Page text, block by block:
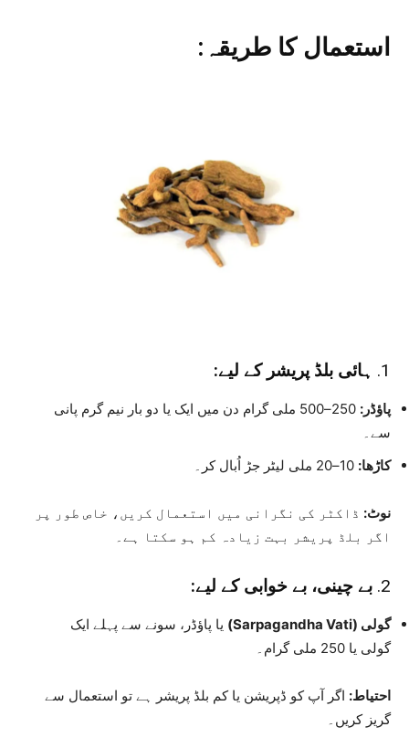
استعمال کا طریقہ:
1. ہائی بلڈ پریشر کے لیے:
پاؤڈر:
250–500 ملی گرام دن میں ایک یا دو بار نیم گرم پانی
سے۔
کاڑھا:
نوٹ: ڈاکٹر کی نگرانی میں استعمال کریں، خاص طور پر
اگر بلڈ پریشر بہت زیادہ کم ہو سکتا ہے۔
2. بے چینی، بے خوابی کے لیے:
گولی (Sarpagandha Vati)
یا پاؤڈر، سونے سے پہلے ایک
گولی یا 250 ملی گرام۔
احتیاط: اگر آپ کو ڈپریشن یا کم بلڈ پریشر ہے تو استعمال سے
گریز کریں۔